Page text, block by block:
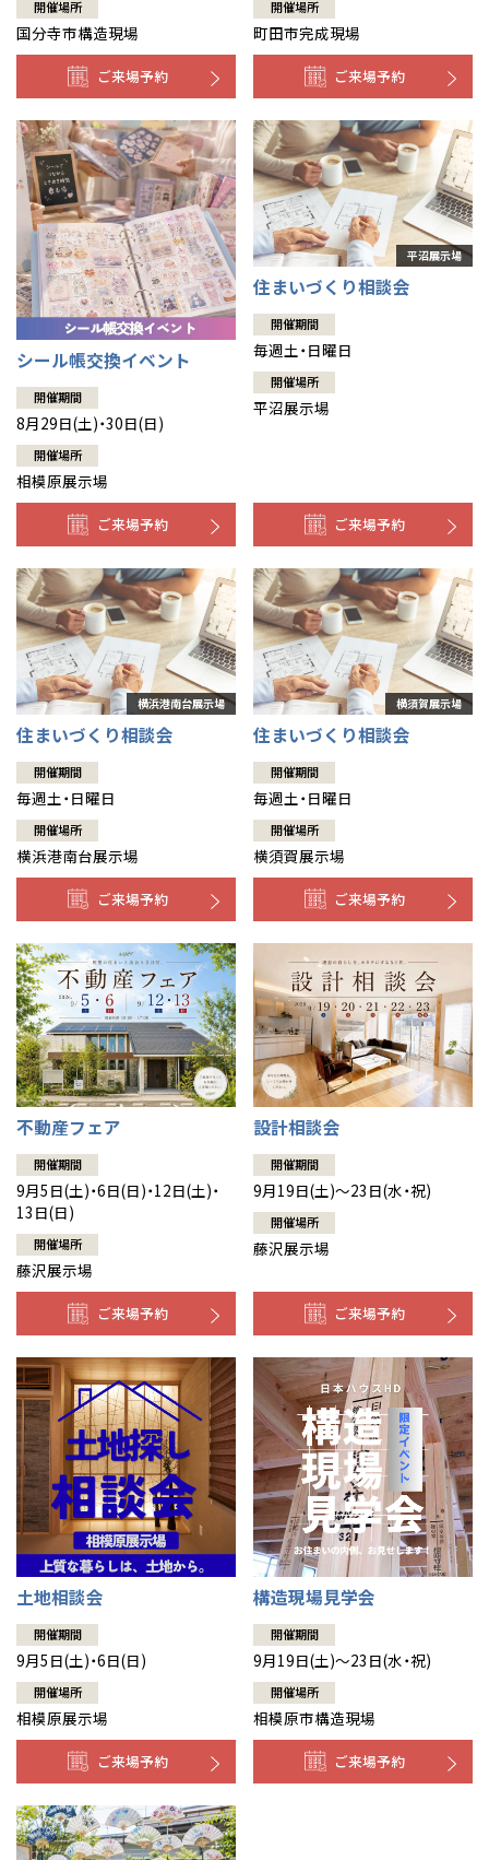
開催場所
国分寺市構造現場
ご来場予約
開催場所
町田市完成現場
ご来場予約
シール帳交換イベント
開催期間
8月29日(土)・30日(日)
開催場所
相模原展示場
ご来場予約
住まいづくり相談会
開催期間
毎週土・日曜日
開催場所
平沼展示場
ご来場予約
住まいづくり相談会
開催期間
毎週土・日曜日
開催場所
横浜港南台展示場
ご来場予約
住まいづくり相談会
開催期間
毎週土・日曜日
開催場所
横須賀展示場
ご来場予約
不動産フェア
開催期間
9月5日(土)・6日(日)・12日(土)・
13日(日)
開催場所
藤沢展示場
ご来場予約
設計相談会
開催期間
9月19日(土)～23日(水・祝)
開催場所
藤沢展示場
ご来場予約
土地相談会
開催期間
9月5日(土)・6日(日)
開催場所
相模原展示場
ご来場予約
構造現場見学会
開催期間
9月19日(土)～23日(水・祝)
開催場所
相模原市構造現場
ご来場予約